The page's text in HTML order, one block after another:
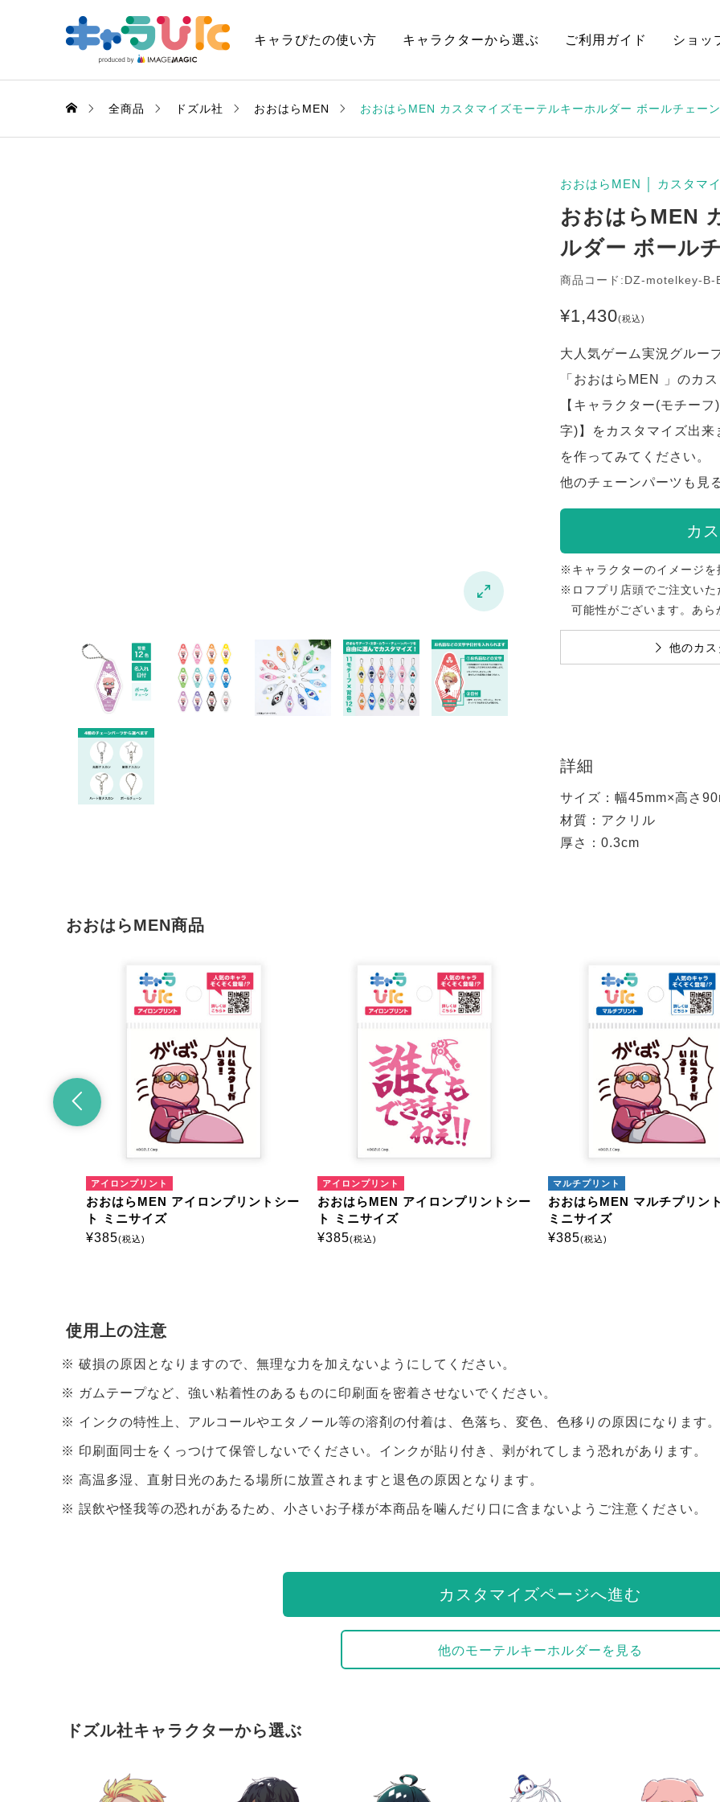
キャラぴたの使い方 キャラクターから選ぶ ご利用ガイド ショッ
全商品 ドズル社 おおはらMEN おおはらMEN カスタマイズモーテルキーホルダー ボールチェーン

おおはらMEN カスタマ
おおはらMEN
ルダー ボール
商品コード:DZ-motelkey-B-
¥1,430(税込)
大人気ゲーム実況グルー
「おおはらMEN 」のカ
【キャラクター(モチー
字)】をカスタマイズ出
を作ってみてください。
他のチェーンパーツも見
カ
※キャラクターのイメージ
※ロフプリ店頭でご注文いた
可能性がございます。あ
他のカ
詳細
サイズ：幅45mm×高さ
材質：アクリル
厚さ：0.3cm
おおはらMEN商品
プリントシート
マルチプリント
おおはらMEN マルチプリントシート
ミニサイズ
¥385
マルチプリント
おおはらMEN マルチプリントシート
ミニサイズ
¥385
マルチプリント
おおはらMEN マルチプ
ミニサイズ
¥385
使用上の注意
破損の原因となりますので、無理な力を加えないようにしてください。
ガムテープなど、強い粘着性のあるものに印刷面を密着させないでください。
インクの特性上、アルコールやエタノール等の溶剤の付着は、色落ち、変色、色移りの原因になります。
印刷面同士をくっつけて保管しないでください。インクが貼り付き、剥がれてしまう恐れがあります。
高温多湿、直射日光のあたる場所に放置されますと退色の原因となります。
誤飲や怪我等の恐れがあるため、小さいお子様が本商品を噛んだり口に含まないようご注意ください。
カスタマイズページへ進む
他のモーテルキーホルダーを見る
ドズル社キャラクターから選ぶ